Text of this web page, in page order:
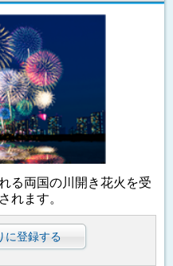
る両国の川開き花火を受
れます。
に登録する